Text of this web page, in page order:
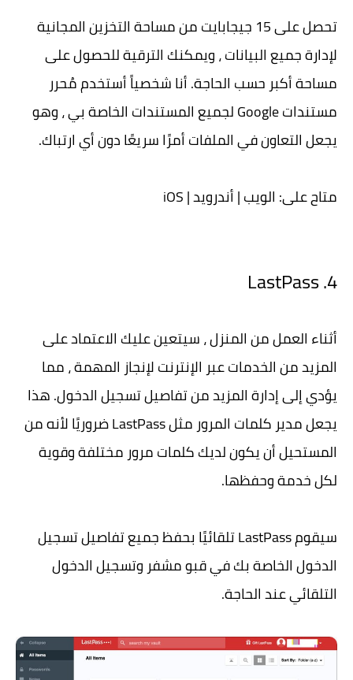
تحصل على 15 جيجابايت من مساحة التخزين المجانية
لإدارة جميع البيانات ، ويمكنك الترقية للحصول على
مساحة أكبر حسب الحاجة. أنا شخصياً أستخدم مُحرر
مستندات Google لجميع المستندات الخاصة بي ، وهو
يجعل التعاون في الملفات أمرًا سريعًا دون أي ارتباك.
متاح على: الويب | أندرويد | iOS
4. LastPass
أثناء العمل من المنزل ، سيتعين عليك الاعتماد على
المزيد من الخدمات عبر الإنترنت لإنجاز المهمة ، مما
يؤدي إلى إدارة المزيد من تفاصيل تسجيل الدخول. هذا
يجعل مدير كلمات المرور مثل LastPass ضروريًا لأنه من
المستحيل أن يكون لديك كلمات مرور مختلفة وقوية
لكل خدمة وحفظها.
سيقوم LastPass تلقائيًا بحفظ جميع تفاصيل تسجيل
الدخول الخاصة بك في قبو مشفر وتسجيل الدخول
التلقائي عند الحاجة.